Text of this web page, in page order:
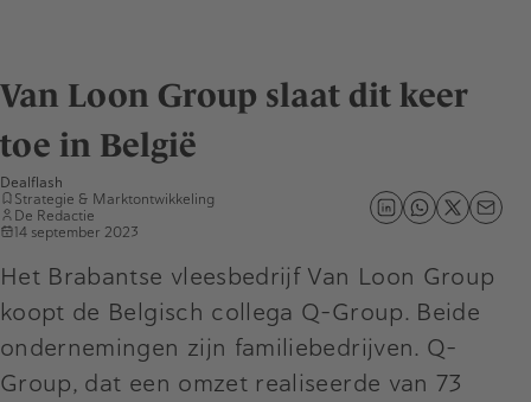
Van Loon Group slaat dit keer
toe in België
Dealflash
Strategie & Marktontwikkeling
De Redactie
14 september 2023
Het Brabantse vleesbedrijf Van Loon Group
koopt de Belgisch collega Q-Group. Beide
ondernemingen zijn familiebedrijven. Q-
Group, dat een omzet realiseerde van 73